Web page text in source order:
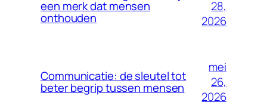
een merk dat mensen
onthouden
28,
2026
Communicatie: de sleutel tot
beter begrip tussen mensen
mei
26,
2026